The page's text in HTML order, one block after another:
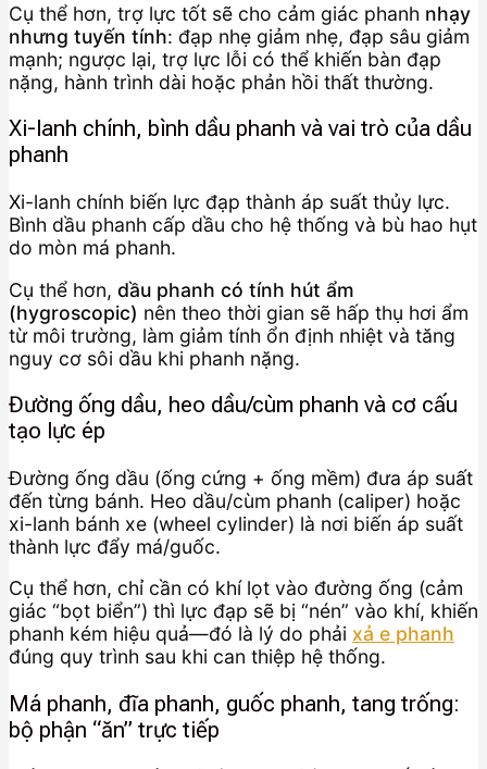
Cụ thể hơn, trợ lực tốt sẽ cho cảm giác phanh nhạy
nhưng tuyến tính: đạp nhẹ giảm nhẹ, đạp sâu giảm
mạnh; ngược lại, trợ lực lỗi có thể khiến bàn đạp
nặng, hành trình dài hoặc phản hồi thất thường.
Xi-lanh chính, bình dầu phanh và vai trò của dầu
phanh
Xi-lanh chính biến lực đạp thành áp suất thủy lực.
Bình dầu phanh cấp dầu cho hệ thống và bù hao hụt
do mòn má phanh.
Cụ thể hơn, dầu phanh có tính hút ẩm
(hygroscopic) nên theo thời gian sẽ hấp thụ hơi ẩm
từ môi trường, làm giảm tính ổn định nhiệt và tăng
nguy cơ sôi dầu khi phanh nặng.
Đường ống dầu, heo dầu/cùm phanh và cơ cấu
tạo lực ép
Đường ống dầu (ống cứng + ống mềm) đưa áp suất
đến từng bánh. Heo dầu/cùm phanh (caliper) hoặc
xi-lanh bánh xe (wheel cylinder) là nơi biến áp suất
thành lực đẩy má/guốc.
Cụ thể hơn, chỉ cần có khí lọt vào đường ống (cảm
giác “bọt biển”) thì lực đạp sẽ bị “nén” vào khí, khiến
phanh kém hiệu quả—đó là lý do phải xả e phanh
đúng quy trình sau khi can thiệp hệ thống.
Má phanh, đĩa phanh, guốc phanh, tang trống:
bộ phận “ăn” trực tiếp